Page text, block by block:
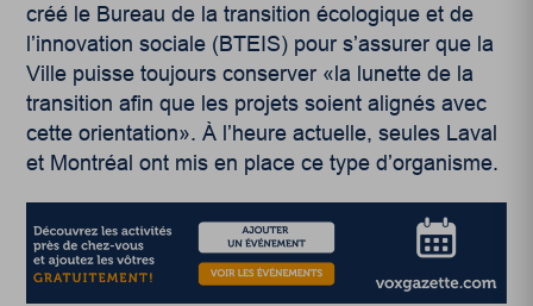
créé le Bureau de la transition écologique et de
l’innovation sociale (BTEIS) pour s’assurer que la
Ville puisse toujours conserver «la lunette de la
transition afin que les projets soient alignés avec
cette orientation». À l’heure actuelle, seules Laval
et Montréal ont mis en place ce type d’organisme.